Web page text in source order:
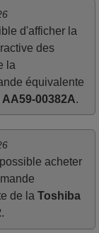
d'afficher la
des
la
équivalente
00382A.
possible acheter
de la Toshiba
.